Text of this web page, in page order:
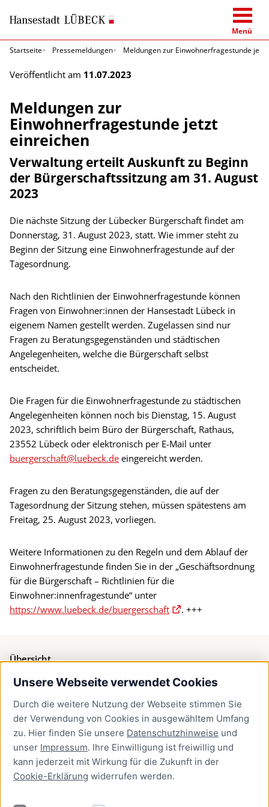
Unsere Webseite verwendet Cookies
Durch die weitere Nutzung der Webseite stimmen Sie
der Verwendung von Cookies in ausgewähltem Umfang
zu. Hier finden Sie unsere Datenschutzhinweise und
unser Impressum. Ihre Einwilligung ist freiwillig und
kann jederzeit mit Wirkung für die Zukunft in der
Cookie-Erklärung widerrufen werden.
Menü
Startseite
Pressemeldungen Meldungen zur Einwohnerfragestunde
Veröffentlicht am 11.07.2023
Meldungen zur
Einwohnerfragestunde jetzt
einreichen
Verwaltung erteilt Auskunft zu Beginn
der Bürgerschaftssitzung am 31. August
2023
Die nächste Sitzung der Lübecker Bürgerschaft findet am
Donnerstag, 31. August 2023, statt. Wie immer steht zu
Beginn der Sitzung eine Einwohnerfragestunde auf der
Tagesordnung.
Nach den Richtlinien der Einwohnerfragestunde können
Fragen von Einwohner:innen der Hansestadt Lübeck in
eigenem Namen gestellt werden. Zugelassen sind nur
Fragen zu Beratungsgegenständen und städtischen
Angelegenheiten, welche die Bürgerschaft selbst
entscheidet.
Die Fragen für die Einwohnerfragestunde zu städtischen
Angelegenheiten können noch bis Dienstag, 15. August
2023, schriftlich beim Büro der Bürgerschaft, Rathaus,
23552 Lübeck oder elektronisch per E-Mail unter
buergerschaft@luebeck.de eingereicht werden.
Fragen zu den Beratungsgegenständen, die auf der
Tagesordnung der Sitzung stehen, müssen spätestens am
Freitag, 25. August 2023, vorliegen.
Weitere Informationen zu den Regeln und dem Ablauf der
Einwohnerfragestunde finden Sie in der „Geschäftsordnung
für die Bürgerschaft – Richtlinien für die
Einwohner:innenfragestunde“ unter
https://www.luebeck.de/buergerschaft
. +++
Übersicht
Bürgerservice
Presse
Newsletter Lübeck:kompakt
Kontakt
Kontakt